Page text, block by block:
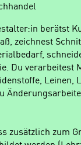
berätst
zeichnest
Du verarbeitest
Leinen,
zusätzlich zum